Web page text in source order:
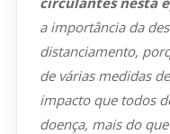
a importância da
distanciamento,
de várias medidas
impacto que todos
doença, mais do